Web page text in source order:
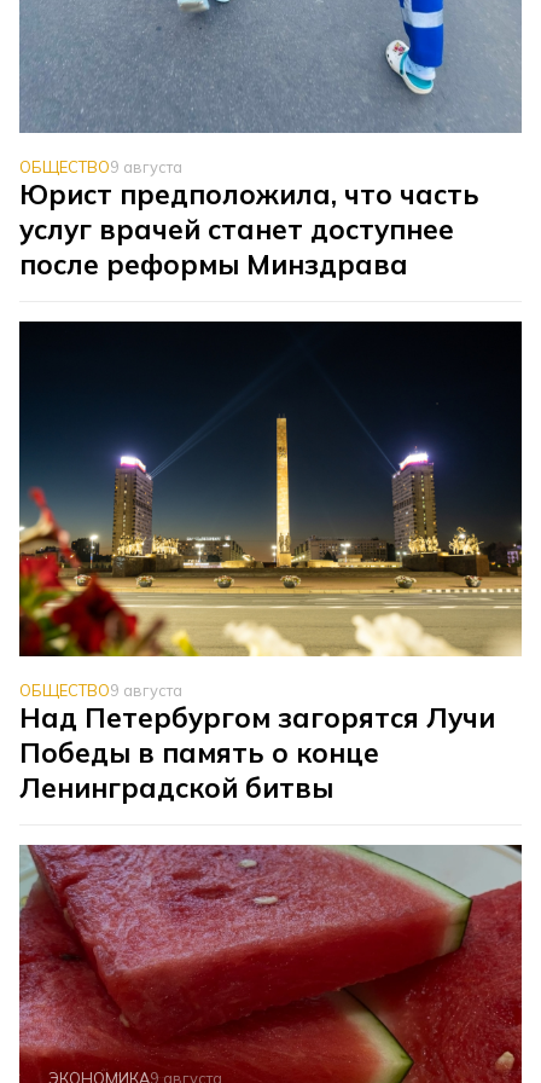
ОБЩЕСТВО9 августа
Юрист предположила, что часть
услуг врачей станет доступнее
после реформы Минздрава
ОБЩЕСТВО9 августа
Над Петербургом загорятся Лучи
Победы в память о конце
Ленинградской битвы
ЭКОНОМИКА9 августа